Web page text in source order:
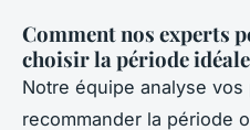
Comment nos experts
choisir la période
Notre équipe analyse vos
recommander la période